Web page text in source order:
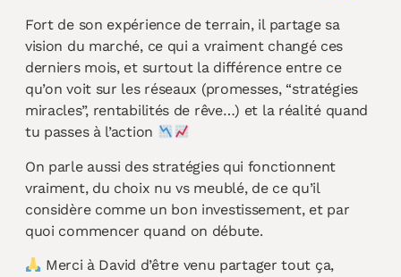
Fort de son expérience de terrain, il partage sa
vision du marché, ce qui a vraiment changé ces
derniers mois, et surtout la différence entre ce
qu’on voit sur les réseaux (promesses, “stratégies
miracles”, rentabilités de rêve…) et la réalité quand
tu passes à l’action
On parle aussi des stratégies qui fonctionnent
vraiment, du choix nu vs meublé, de ce qu’il
considère comme un bon investissement, et par
quoi commencer quand on débute.
Merci à David d’être venu partager tout ça,